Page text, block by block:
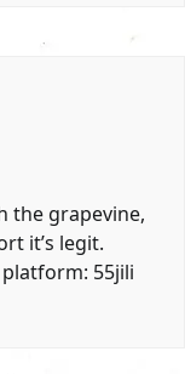
the grapevine,
it’s legit.
platform: 55jili